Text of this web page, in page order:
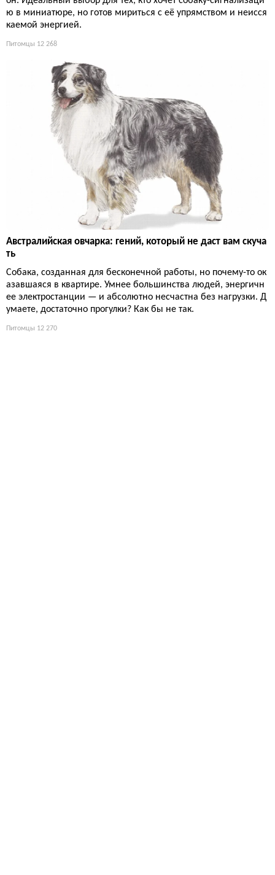
ю в миниатюре, но готов мириться с её упрямством и неисся
каемой энергией.
Питомцы 12 268
Австралийская овчарка: гений, который не даст вам скуча
ть
Собака, созданная для бесконечной работы, но почему-то ок
азавшаяся в квартире. Умнее большинства людей, энергичн
ее электростанции — и абсолютно несчастна без нагрузки. Д
умаете, достаточно прогулки? Как бы не так.
Питомцы 12 270